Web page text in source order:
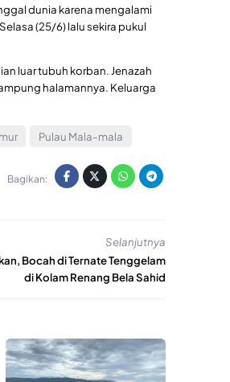
dunia karena mengalami
(25/6) lalu sekira pukul
luar tubuh korban. Jenazah
halamannya. Keluarga
Pulau Mala-mala
Bagikan:
Selanjutnya
Bocah di Ternate Tenggelam
di Kolam Renang Bela Sahid